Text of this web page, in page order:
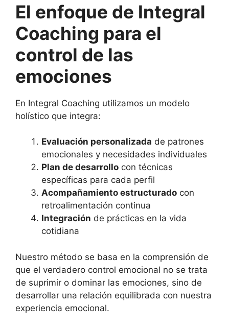
El enfoque de Integral
Coaching para el
control de las
emociones
En Integral Coaching utilizamos un modelo
holístico que integra:
Evaluación personalizada de patrones
emocionales y necesidades individuales
Plan de desarrollo con técnicas
específicas para cada perfil
Acompañamiento estructurado con
retroalimentación continua
Integración de prácticas en la vida
cotidiana
Nuestro método se basa en la comprensión de
que el verdadero control emocional no se trata
de suprimir o dominar las emociones, sino de
desarrollar una relación equilibrada con nuestra
experiencia emocional.